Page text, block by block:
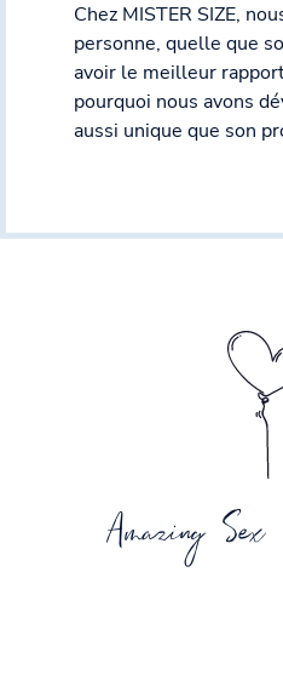
Chez MISTER SIZE,
personne, quelle que
avoir le meilleur
pourquoi nous avons
aussi unique que son
Amazing